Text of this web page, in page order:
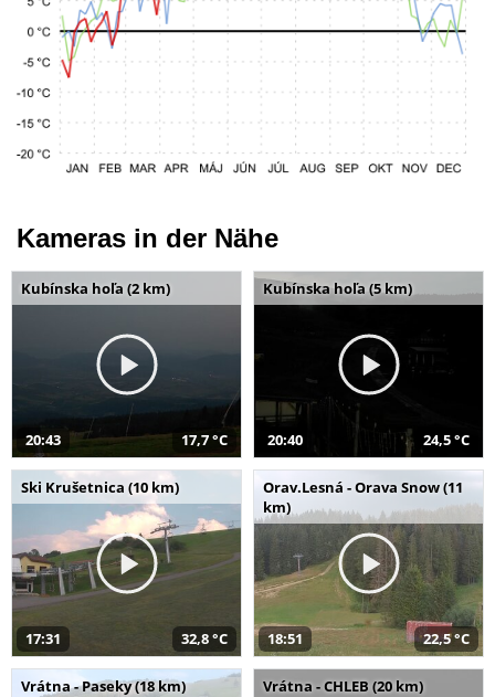
Kameras in der Nähe
Kubínska hoľa (2 km)
20:43 17,7 °C
Kubínska hoľa (5 km)
20:40 24,5 °C
Ski Krušetnica (10 km)
17:31 32,8 °C
Orav.Lesná - Orava Snow (11
km)
18:51 22,5 °C
Vrátna - Paseky (18 km) Vrátna - CHLEB (20 km)